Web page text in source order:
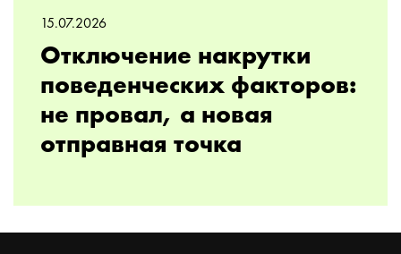
15.07.2026
Отключение накрутки
поведенческих факторов:
не провал, а новая
отправная точка